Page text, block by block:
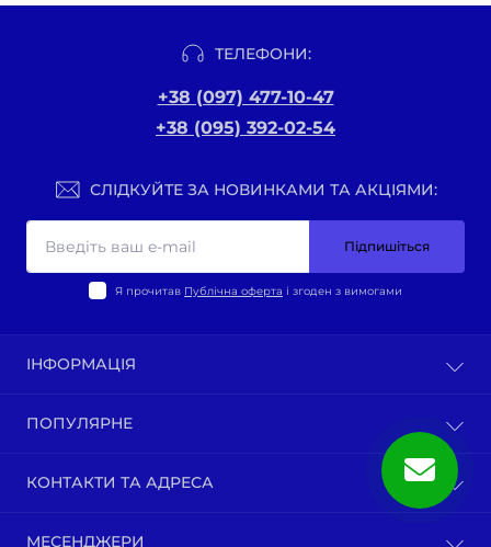
ТЕЛЕФОНИ:
+38 (097) 477-10-47
+38 (095) 392-02-54
СЛІДКУЙТЕ ЗА НОВИНКАМИ ТА АКЦІЯМИ:
Підпишіться
Я прочитав Публічна оферта і згоден з вимогами
ІНФОРМАЦІЯ
Політика конфіденційності
Про нас
Карта сайту
ПОПУЛЯРНЕ
Запчастини мотоциклів китай
КОНТАКТИ ТА АДРЕСА
МЕСЕНДЖЕРИ